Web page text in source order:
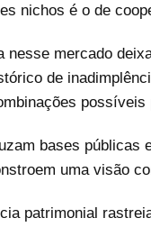
nichos é o de
nesse mercado
de
bases
uma visão
patrimonial